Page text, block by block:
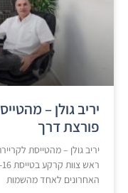
יריב גולן –
פורצת דרך
יריב גולן – מהטייסת
האחרונים לאחד מהשמות